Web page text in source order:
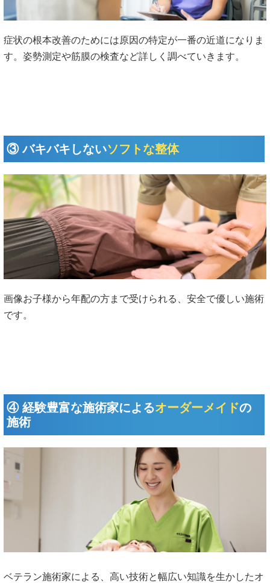
症状の根本改善のためには原因の特定が一番の近道になりま
す。姿勢測定や筋膜の検査など詳しく調べていきます。
③ バキバキしないソフトな整体
画像お子様から年配の方まで受けられる、安全で優しい施術
です。
④ 経験豊富な施術家によるオーダーメイドの
施術
ベテラン施術家による、高い技術と幅広い知識を生かしたオ